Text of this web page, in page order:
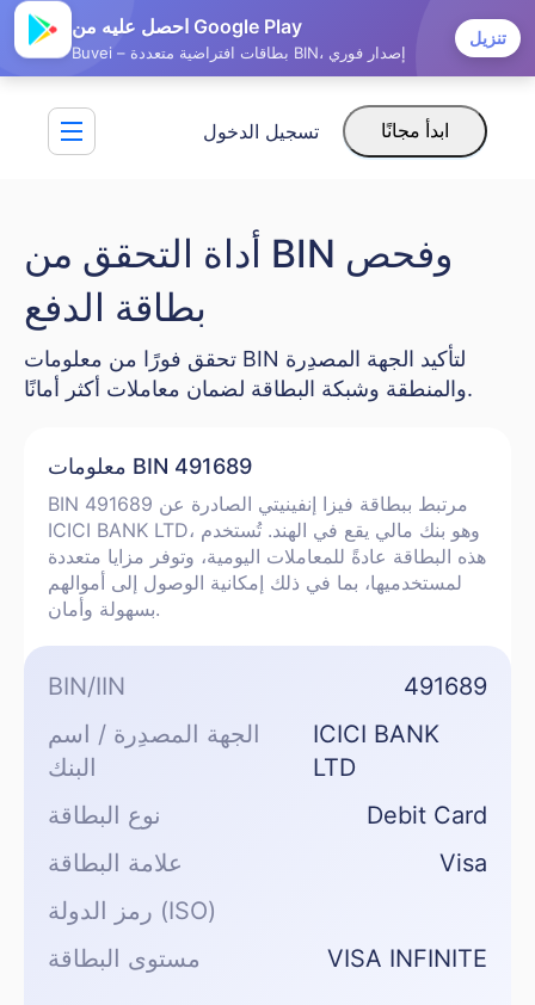
احصل عليه من Google Play
Buvei – بطاقات افتراضية متعددة BIN، إصدار فوري
تنزيل
تسجيل الدخول ابدأ مجانًا
أداة التحقق من BIN وفحص
بطاقة الدفع
تحقق فورًا من معلومات BIN لتأكيد الجهة المصدِرة
والمنطقة وشبكة البطاقة لضمان معاملات أكثر أمانًا.
معلومات BIN 491689
BIN 491689 مرتبط ببطاقة فيزا إنفينيتي الصادرة عن
ICICI BANK LTD، وهو بنك مالي يقع في الهند. تُستخدم
هذه البطاقة عادةً للمعاملات اليومية، وتوفر مزايا متعددة
لمستخدميها، بما في ذلك إمكانية الوصول إلى أموالهم
بسهولة وأمان.
BIN/IIN
491689
الجهة المصدِرة / اسم
البنك
ICICI BANK
LTD
نوع البطاقة
Debit Card
علامة البطاقة
Visa
رمز الدولة (ISO)
مستوى البطاقة
VISA INFINITE